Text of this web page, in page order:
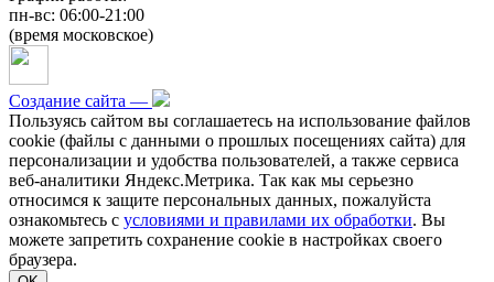
пн-вс: 06:00-21:00
(время московское)
Создание сайта —
Пользуясь сайтом вы соглашаетесь на использование файлов
cookie (файлы с данными о прошлых посещениях сайта) для
персонализации и удобства пользователей, а также сервиса
веб-аналитики Яндекс.Метрика. Так как мы серьезно
относимся к защите персональных данных, пожалуйста
ознакомьтесь с условиями и правилами их обработки. Вы
можете запретить сохранение cookie в настройках своего
браузера.